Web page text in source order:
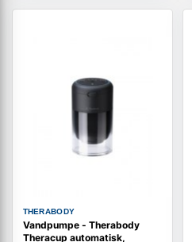
THERABODY
Vandpumpe - Therabody
Theracup automatisk,